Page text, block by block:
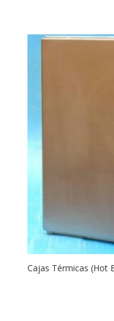
Cajas Térmicas (Hot